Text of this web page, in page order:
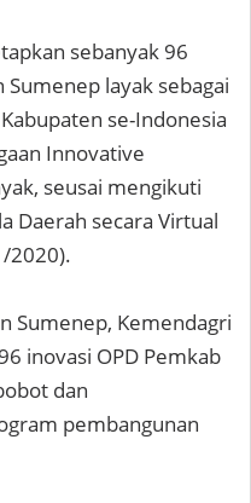
sebanyak 96
layak sebagai
se-Indonesia
Innovative
seusai mengikuti
Daerah secara Virtual
2020).
Sumenep, Kemendagri
inovasi OPD Pemkab
dan
pembangunan